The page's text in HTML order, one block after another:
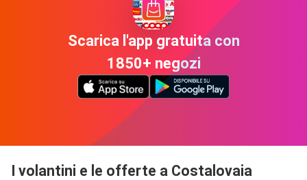
Scarica l'app gratuita con
1850+ negozi
I volantini e le offerte a Costalovaia